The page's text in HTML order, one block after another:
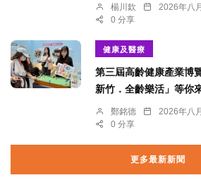
楊川欽 2026年八
0 分享
健康及醫療
第三屆高齡健康產業博
新竹．全齡樂活」等你
鄭銘德 2026年八
0 分享
更多最新新聞